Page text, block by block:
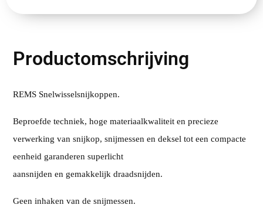
Productomschrijving
REMS Snelwisselsnijkoppen.
Beproefde techniek, hoge materiaalkwaliteit en precieze
verwerking van snijkop, snijmessen en deksel tot een compacte
eenheid garanderen superlicht
aansnijden en gemakkelijk draadsnijden.
Geen inhaken van de snijmessen.